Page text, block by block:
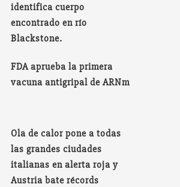
identifica cuerpo
encontrado en río
Blackstone.
FDA aprueba la primera
vacuna antigripal de ARNm
Ola de calor pone a todas
las grandes ciudades
italianas en alerta roja y
Austria bate récords